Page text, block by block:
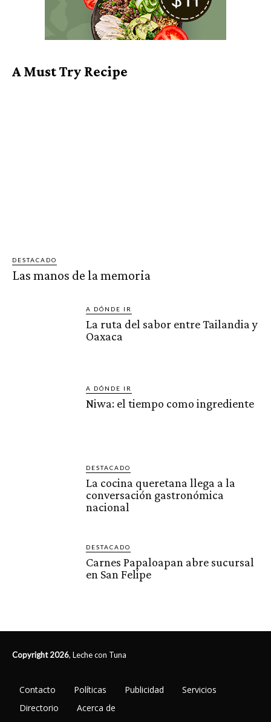
A Must Try Recipe
DESTACADO
Las manos de la memoria
A DÓNDE IR
La ruta del sabor entre Tailandia y
Oaxaca
A DÓNDE IR
Niwa: el tiempo como ingrediente
DESTACADO
La cocina queretana llega a la
conversación gastronómica
nacional
DESTACADO
Carnes Papaloapan abre sucursal
en San Felipe
Copyright 2026, Leche con Tuna
Contacto Políticas Publicidad
Servicios
Directorio
Acerca de